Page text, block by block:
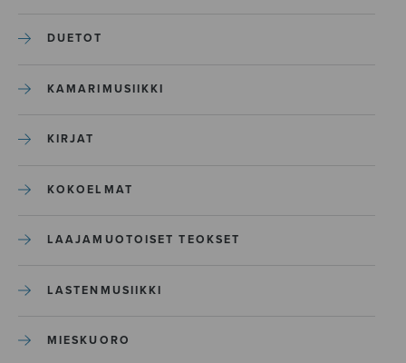
DUETOT
KAMARIMUSIIKKI
KIRJAT
KOKOELMAT
LAAJAMUOTOISET TEOKSET
LASTENMUSIIKKI
MIESKUORO